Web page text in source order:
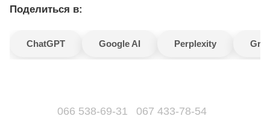
Поделиться в:
ChatGPT Google AI Perplexity
066 538-69-31 067 433-78-54